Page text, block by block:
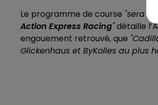
Le programme de course "sera
Action Express Racing"détaille
engouement retrouvé, que
Glickenhaus et ByKolles au plus